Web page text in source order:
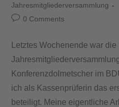
Jahresmitgliederversammlung
0 Comments
Letztes Wochenende war die
Konferenzdolmetscher im
ich als Kassenprüferin das
beteiligt. Meine eigentliche